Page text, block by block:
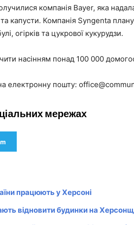
компанія Bayer, яка
капусти. Компанія Syngenta
огірків та цукрової кукурудзи.
насінням понад 100 000
електронну пошту:
мережах
працюють у Херсоні
відновити будинки на